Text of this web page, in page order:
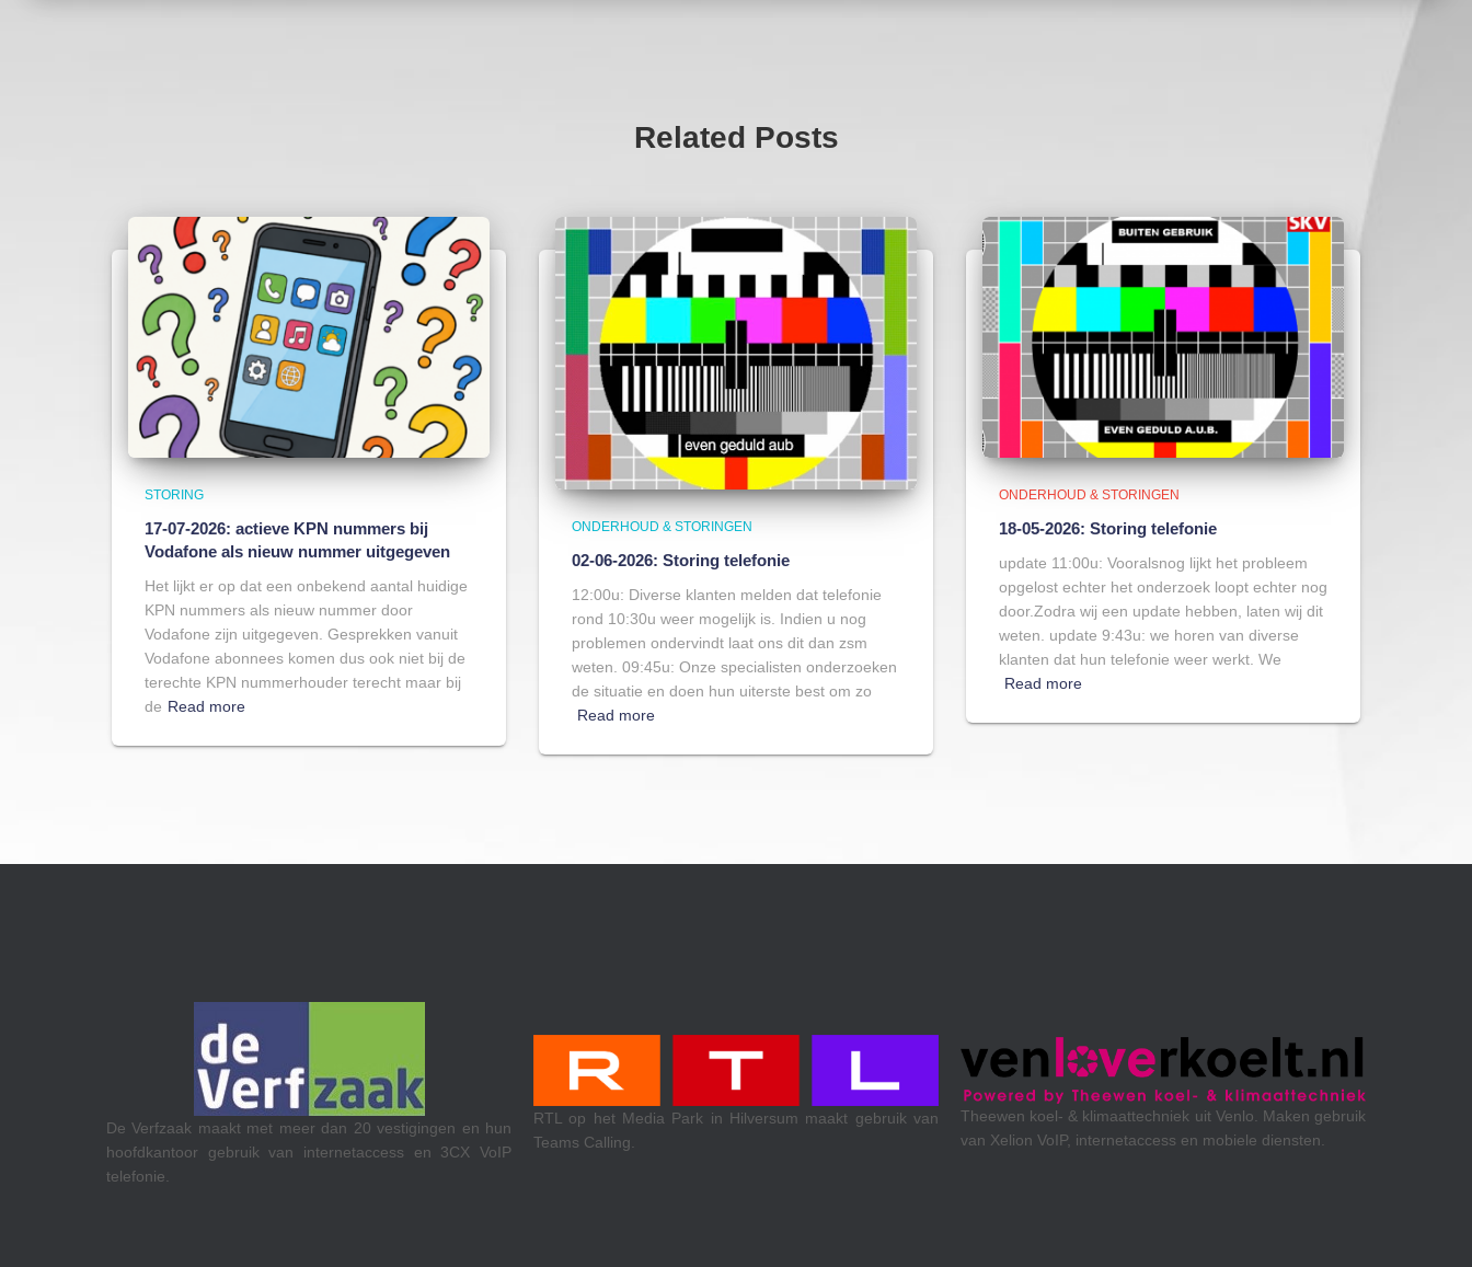
Related Posts
STORING
17-07-2026: actieve KPN nummers bij
Vodafone als nieuw nummer uitgegeven
Het lijkt er op dat een onbekend aantal huidige
KPN nummers als nieuw nummer door
Vodafone zijn uitgegeven. Gesprekken vanuit
Vodafone abonnees komen dus ook niet bij de
terechte KPN nummerhouder terecht maar bij
de Read more
ONDERHOUD & STORINGEN
02-06-2026: Storing telefonie
12:00u: Diverse klanten melden dat telefonie
rond 10:30u weer mogelijk is. Indien u nog
problemen ondervindt laat ons dit dan zsm
weten. 09:45u: Onze specialisten onderzoeken
de situatie en doen hun uiterste best om zo
Read more
ONDERHOUD & STORINGEN
18-05-2026: Storing telefonie
update 11:00u: Vooralsnog lijkt het probleem
opgelost echter het onderzoek loopt echter nog
door.Zodra wij een update hebben, laten wij dit
weten. update 9:43u: we horen van diverse
klanten dat hun telefonie weer werkt. We
Read more
dan 20 vestigingen en hun
internetaccess en 3CX VoIP
RTL op het Media Park in Hilversum maakt gebruik van
Theewen koel- & klimaattechniek uit Venlo. Maken gebruik
van Xelion VoIP, internetaccess en mobiele diensten.